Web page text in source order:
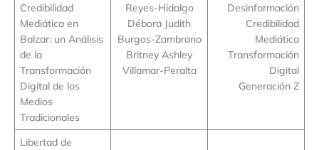
Credibilidad
Mediática en
Balzar: un Análisis
de la
Transformación
Digital de los
Medios
Tradicionales
Reyes-Hidalgo
Débora Judith
Burgos-Zambrano
Britney Ashley
Villamar-Peralta
Desinformación
Credibilidad
Mediática
Transformación
Digital
Generación Z
Libertad de